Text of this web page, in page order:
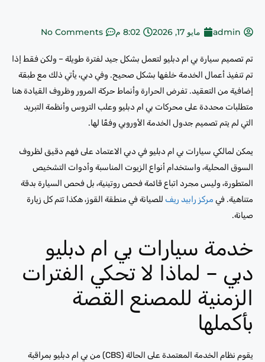
admin مايو 17, 2026 8:02 م No Comments
تم تصميم سيارة بي ام دبليو لتعمل بشكل جيد لفترة طويلة – ولكن فقط إذا
تم تنفيذ أعمال الخدمة خلفها بشكل صحيح. وفي دبي، يأتي ذلك مع طبقة
إضافية من التعقيد. تفرض الحرارة وأنماط حركة المرور وظروف القيادة هنا
متطلبات محددة على محركات بي ام دبليو وعلب التروس وأنظمة التبريد
التي لم يتم تصميم جدول الخدمة الأوروبي وفقًا لها.
يمكن لمالكي سيارات بي ام دبليو في دبي الاعتماد على فهم دقيق لظروف
السوق المحلية، واستخدام أنواع الزيوت المناسبة وأدوات التشخيص
المتطورة، وليس مجرد اتباع قائمة فحص روتينية، بل فحص السيارة بدقة
متناهية. في مركز رابيد ريف للصيانة في منطقة القوز، هكذا تتم كل زيارة
صيانة.
خدمة سيارات بي ام دبليو
دبي – لماذا لا تحكي الفترات
الزمنية للمصنع القصة
بأكملها
يقوم نظام الخدمة المعتمدة على الحالة (CBS) من بي ام دبليو بمراقبة